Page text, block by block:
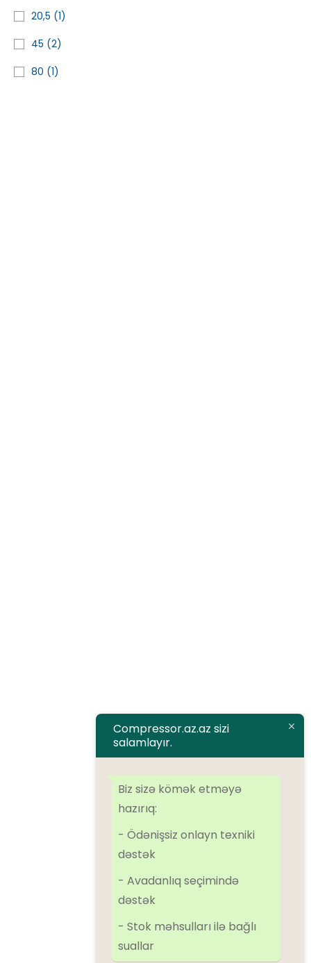
20,5 (1)
45 (2)
80 (1)
Brendlər
Atlas Copco Atmos BOGE
Ingersoll Rand
RemezaSolidAir
Kompressorlar
Əlavə avadanlıqlar
Compressor.az.az sizi
salamlayır.
Biz sizə kömək etməyə
hazırıq:
- Ödənişsiz onlayn texniki
dəstək
- Avadanlıq seçimində
dəstək
- Stok məhsulları ilə bağlı
suallar